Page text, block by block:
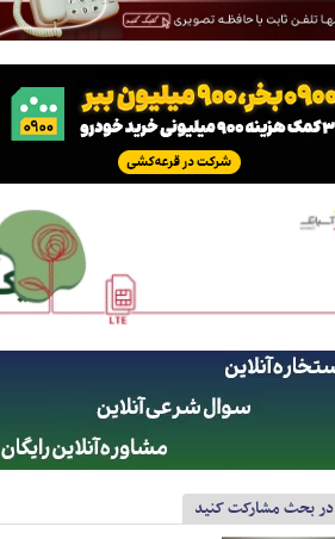
در بحث مشارکت کنید